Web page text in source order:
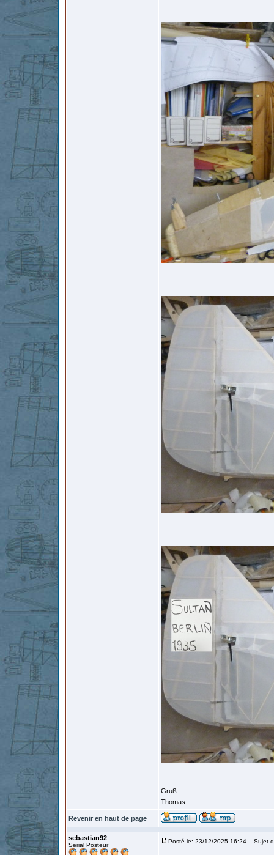
Gruß
Thomas
Revenir en haut de page
sebastian92
Serial Posteur
Posté le: 23/12/2025 16:24 Sujet